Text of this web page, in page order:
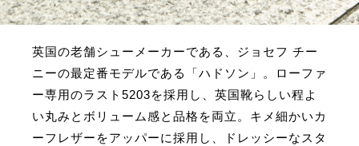
英国の老舗シューメーカーである、ジョセフ チー
ニーの最定番モデルである「ハドソン」。ローファ
ー専用のラスト5203を採用し、英国靴らしい程よ
い丸みとボリューム感と品格を両立。キメ細かいカ
ーフレザーをアッパーに採用し、ドレッシーなスタ